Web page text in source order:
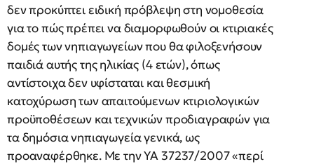
δεν προκύπτει ειδική πρόβλεψη στη νομοθεσία
για το πώς πρέπει να διαμορφωθούν οι κτιριακές
δομές των νηπιαγωγείων που θα φιλοξενήσουν
παιδιά αυτής της ηλικίας (4 ετών), όπως
αντίστοιχα δεν υφίσταται και θεσμική
κατοχύρωση των απαιτούμενων κτιριολογικών
προϋποθέσεων και τεχνικών προδιαγραφών για
τα δημόσια νηπιαγωγεία γενικά, ως
προαναφέρθηκε. Με την ΥΑ 37237/2007 «περί